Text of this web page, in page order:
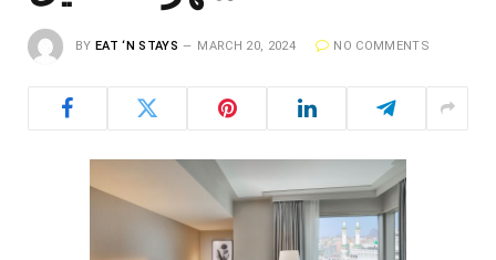
BY EAT ‘N STAYS MARCH 20, 2024 NO COMMENTS